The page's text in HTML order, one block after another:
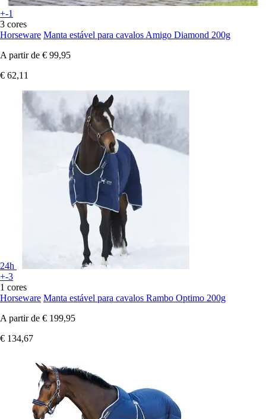
+-1
3 cores
Horseware Manta estável para cavalos Amigo Diamond 200g
A partir de € 99,95
€ 62,11
24h
+-3
1 cores
Horseware Manta estável para cavalos Rambo Optimo 200g
A partir de € 199,95
€ 134,67